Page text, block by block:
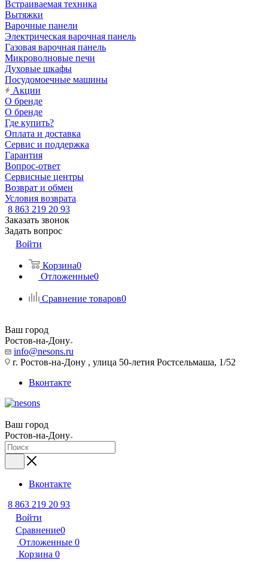
Встраиваемая техника
Вытяжки
Варочные панели
Электрическая варочная панель
Газовая варочная панель
Микроволновые печи
Духовые шкафы
Посудомоечные машины
Акции
О бренде
О бренде
Где купить?
Оплата и доставка
Сервис и поддержка
Гарантия
Вопрос-ответ
Сервисные центры
Возврат и обмен
Условия возврата
8 863 219 20 93
Заказать звонок
Задать вопрос
Войти
Корзина0
Отложенные0
Сравнение товаров0
Ваш город
Ростов-на-Дону
info@nesons.ru
г. Ростов-на-Дону , улица 50-летия Ростсельмаша, 1/52
Вконтакте
Ваш город
Ростов-на-Дону
Вконтакте
8 863 219 20 93
Войти
Сравнение0
Отложенные 0
Корзина 0